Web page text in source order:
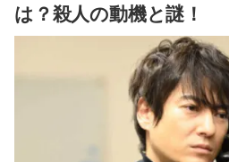
は？殺人の動機と謎！